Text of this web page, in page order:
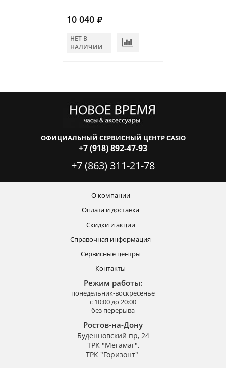
10 040
НЕТ В
НАЛИЧИИ
ОФИЦИАЛЬНЫЙ СЕРВИСНЫЙ ЦЕНТР CASIO
+7 (918) 892-47-93
+7 (863) 311-21-78
О компании
Оплата и доставка
Скидки и акции
Справочная информация
Сервисные центры
Контакты
Режим работы:
понедельник-воскресенье
с 10:00 до 20:00
без перерыва
Ростов-на-Дону
Буденновский пр, 24
ТРК "Мегамаг",
ТРК "Горизонт"